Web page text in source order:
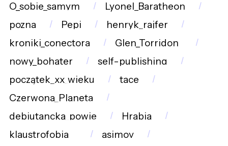
O_sobie_samym
Lyonel_Baratheon
pozna
Pepi
henryk_rajfer
kroniki_conectora
Glen_Torridon_
nowy_bohater
self-publishing
początek_xx_wieku
tace
Czerwona_Planeta
debiutancka_powie
Hrabia
klaustrofobia__
asimov